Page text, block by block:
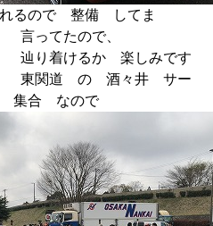
ので 整備 してま
ってたので、
り着けるか 楽しみです
東関道 の 酒々井 サー
集合 なので